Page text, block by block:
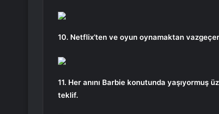
10. Netflix’ten ve oyun oynamaktan
11. Her anını Barbie konutunda
teklif.